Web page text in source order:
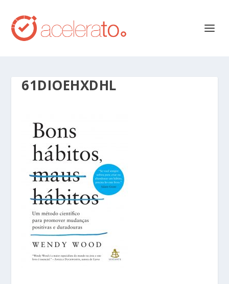
61DIOEHXDHL